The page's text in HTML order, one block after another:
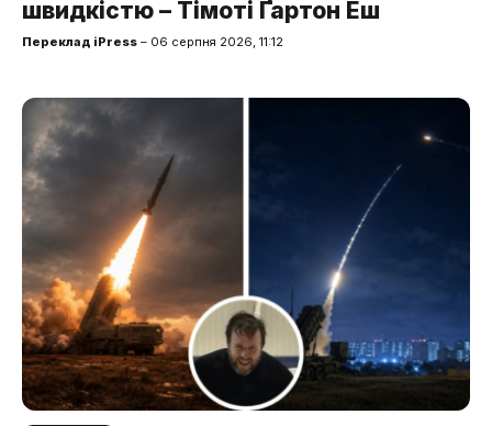
швидкістю – Тімоті Ґартон Еш
Переклад iPress – 06 серпня 2026, 11:12